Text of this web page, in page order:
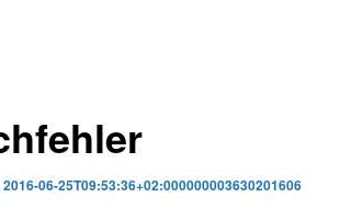
2016-06-25T09:53:36+02:000000003630201606